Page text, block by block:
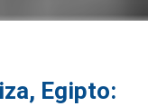
Egipto: